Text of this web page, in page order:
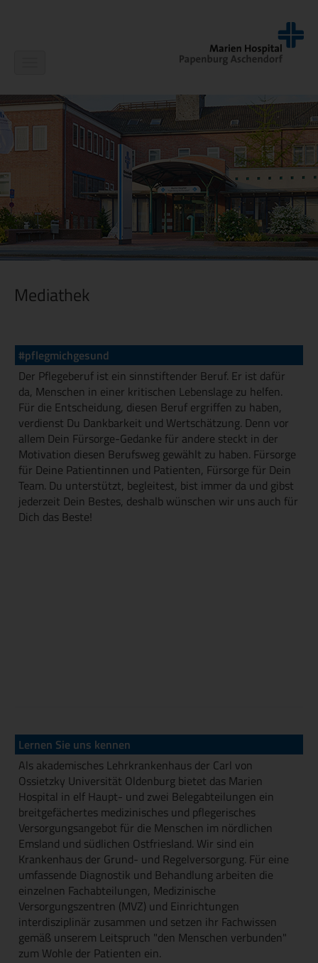
Mediathek
#pflegmichgesund
Der Pflegeberuf ist ein sinnstiftender Beruf. Er ist dafür
da, Menschen in einer kritischen Lebenslage zu helfen.
Für die Entscheidung, diesen Beruf ergriffen zu haben,
verdienst Du Dankbarkeit und Wertschätzung. Denn vor
allem Dein Fürsorge-Gedanke für andere steckt in der
Motivation diesen Berufsweg gewählt zu haben. Fürsorge
für Deine Patientinnen und Patienten, Fürsorge für Dein
Team. Du unterstützt, begleitest, bist immer da und gibst
jederzeit Dein Bestes, deshalb wünschen wir uns auch für
Dich das Beste!
Lernen Sie uns kennen
Als akademisches Lehrkrankenhaus der Carl von
Ossietzky Universität Oldenburg bietet das Marien
Hospital in elf Haupt- und zwei Belegabteilungen ein
breitgefächertes medizinisches und pflegerisches
Versorgungsangebot für die Menschen im nördlichen
Emsland und südlichen Ostfriesland. Wir sind ein
Krankenhaus der Grund- und Regelversorgung. Für eine
umfassende Diagnostik und Behandlung arbeiten die
einzelnen Fachabteilungen, Medizinische
Versorgungszentren (MVZ) und Einrichtungen
interdisziplinär zusammen und setzen ihr Fachwissen
gemäß unserem Leitspruch "den Menschen verbunden"
zum Wohle der Patienten ein.